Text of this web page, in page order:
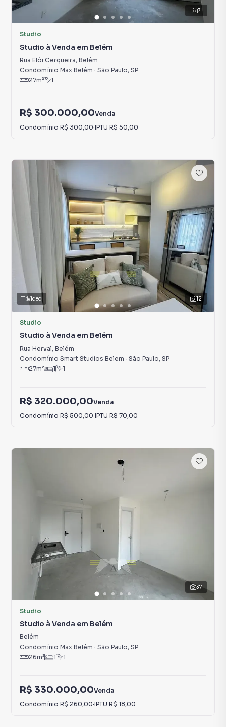
7
Studio
Studio à Venda em Belém
Rua Elói Cerqueira, Belém
Condomínio Max Belém · São Paulo, SP
27m² 1
R$ 300.000,00Venda
Condomínio R$ 300,00·IPTU R$ 50,00
12
Vídeo
Studio
Studio à Venda em Belém
Rua Herval, Belém
Condomínio Smart Studios Belem · São Paulo, SP
27m² 1 1
R$ 320.000,00Venda
Condomínio R$ 500,00·IPTU R$ 70,00
37
Studio
Studio à Venda em Belém
Belém
Condomínio Max Belém · São Paulo, SP
26m² 1 1
R$ 330.000,00Venda
Condomínio R$ 260,00·IPTU R$ 18,00